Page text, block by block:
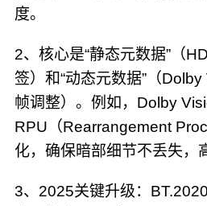
度。
2、核心是“静态元数据”（
签）和“动态元数据”（
帧调整）。例如，Dolby
RPU（Rearrangement
化，确保暗部细节不丢失，
3、2025关键升级：